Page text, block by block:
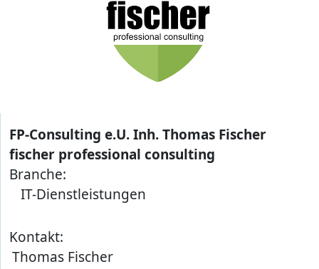
FP-Consulting e.U. Inh. Thomas Fischer
fischer professional consulting
Branche:
IT-Dienstleistungen
Kontakt:
Thomas Fischer